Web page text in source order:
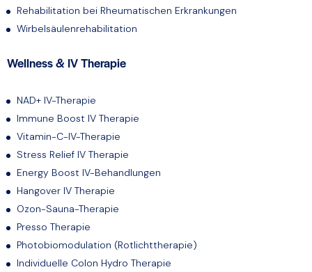
Rehabilitation bei Rheumatischen Erkrankungen
Wirbelsäulenrehabilitation
Wellness & IV Therapie
NAD+ IV-Therapie
Immune Boost IV Therapie
Vitamin-C-IV-Therapie
Stress Relief IV Therapie
Energy Boost IV-Behandlungen
Hangover IV Therapie
Ozon-Sauna-Therapie
Presso Therapie
Photobiomodulation (Rotlichttherapie)
Individuelle Colon Hydro Therapie